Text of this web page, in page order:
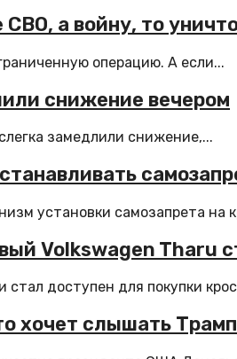
а войну, то
операцию. А если...
снижение вечером
замедлили снижение,...
установки самозапрета на
Volkswagen Tharu
доступен для покупки
хочет слышать